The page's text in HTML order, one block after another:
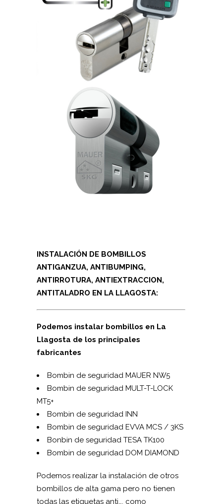
INSTALACIÓN DE BOMBILLOS
ANTIGANZUA, ANTIBUMPING,
ANTIRROTURA, ANTIEXTRACCION,
ANTITALADRO EN LA LLAGOSTA:
Podemos instalar bombillos en La
Llagosta de los principales
fabricantes
Bombin de seguridad MAUER NW5
Bombin de seguridad MUL­T-T-LOCK
MT5+
Bombin de seguridad INN
Bombin de seguridad EVVA MCS / 3KS
Bonbin de seguridad TESA TK100
Bombin de seguridad DOM DIAMOND
Podemos realizar la instalación de otros
bombillos de alta gama pero no tienen
todas las etiquetas anti…, como